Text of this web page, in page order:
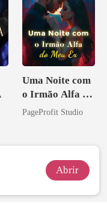
Uma Noite com
o Irmão Alfa do
Meu Ex
PageProfit Studio
Abrir